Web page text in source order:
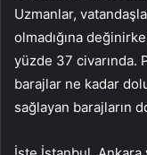
Uzmanlar,
olmadığına
yüzde 37 civarında.
barajlar ne kadar
sağlayan barajların